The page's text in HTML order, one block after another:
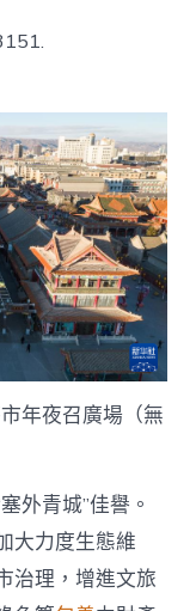
之
眼
瞰
內
陸
——
“塞
外
青
城”
呼
和
浩
特
成
長
新
篇
章
年夜召廣場（無
外青城”佳譽。
大力度生態維
治理，增進文旅